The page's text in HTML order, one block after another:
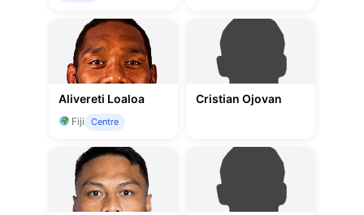
Alivereti Loaloa
Fiji Centre
Cristian Ojovan